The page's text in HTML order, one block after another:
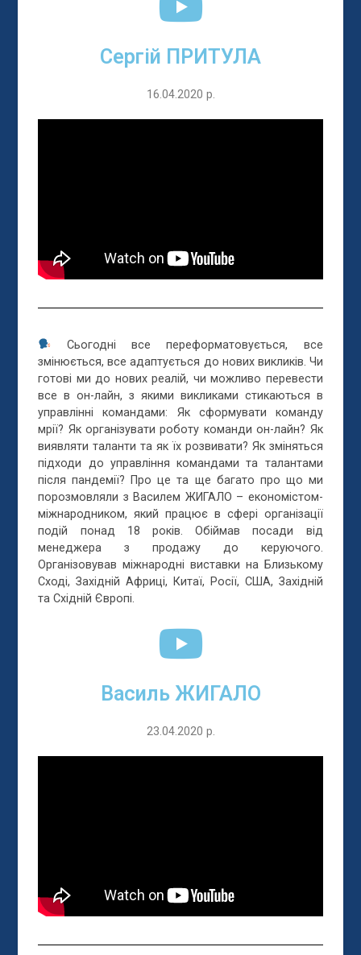
Сергій ПРИТУЛА
16.04.2020 р.
Сьогодні все переформатовується, все
змінюється, все адаптується до нових викликів. Чи
готові ми до нових реалій, чи можливо перевести
все в он-лайн, з якими викликами стикаються в
управлінні командами: Як сформувати команду
мрії? Як організувати роботу команди он-лайн? Як
виявляти таланти та як їх розвивати? Як зміняться
підходи до управління командами та талантами
після пандемії? Про це та ще багато про що ми
порозмовляли з Василем ЖИГАЛО – економістом-
міжнародником, який працює в сфері організації
подій понад 18 років. Обіймав посади від
менеджера з продажу до керуючого.
Організовував міжнародні виставки на Близькому
Сході, Західній Африці, Китаї, Росії, США, Західній
та Східній Європі.
Василь ЖИГАЛО
23.04.2020 р.